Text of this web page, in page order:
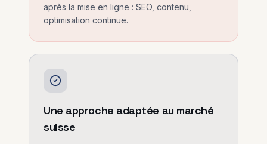
après la mise en ligne : SEO, contenu,
optimisation continue.
Une approche adaptée au marché
suisse